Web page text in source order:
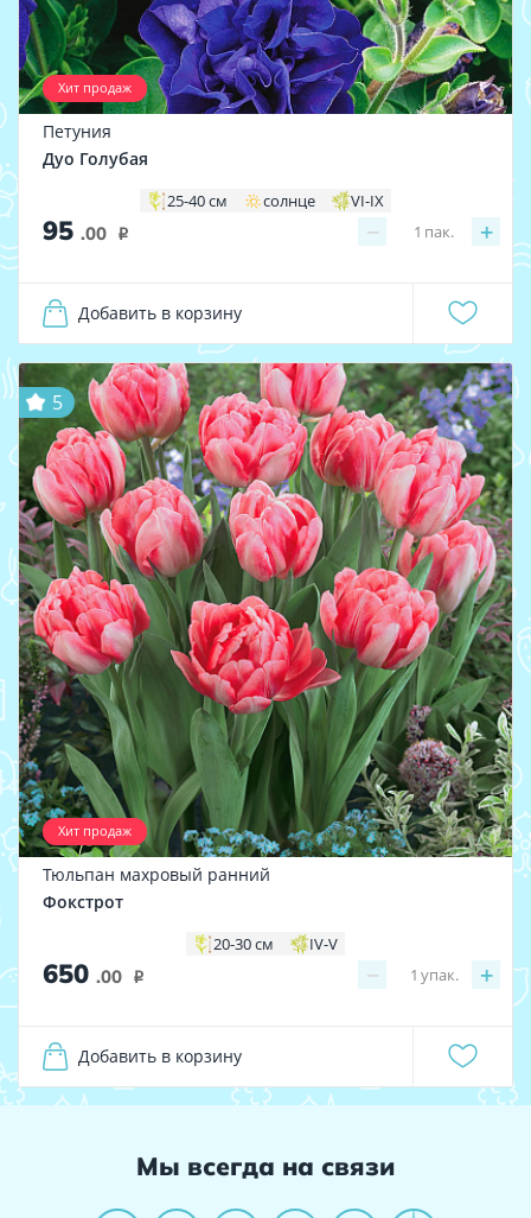
Хит продаж
Петуния
Дуо Голубая
25-40 см солнце VI-IX
95 .00 i − +
1 пак.
Добавить в корзину
Хит продаж
5
Тюльпан махровый ранний
Фокстрот
20-30 см IV-V
650 .00 i − +
1 упак.
Добавить в корзину
Мы всегда на связи